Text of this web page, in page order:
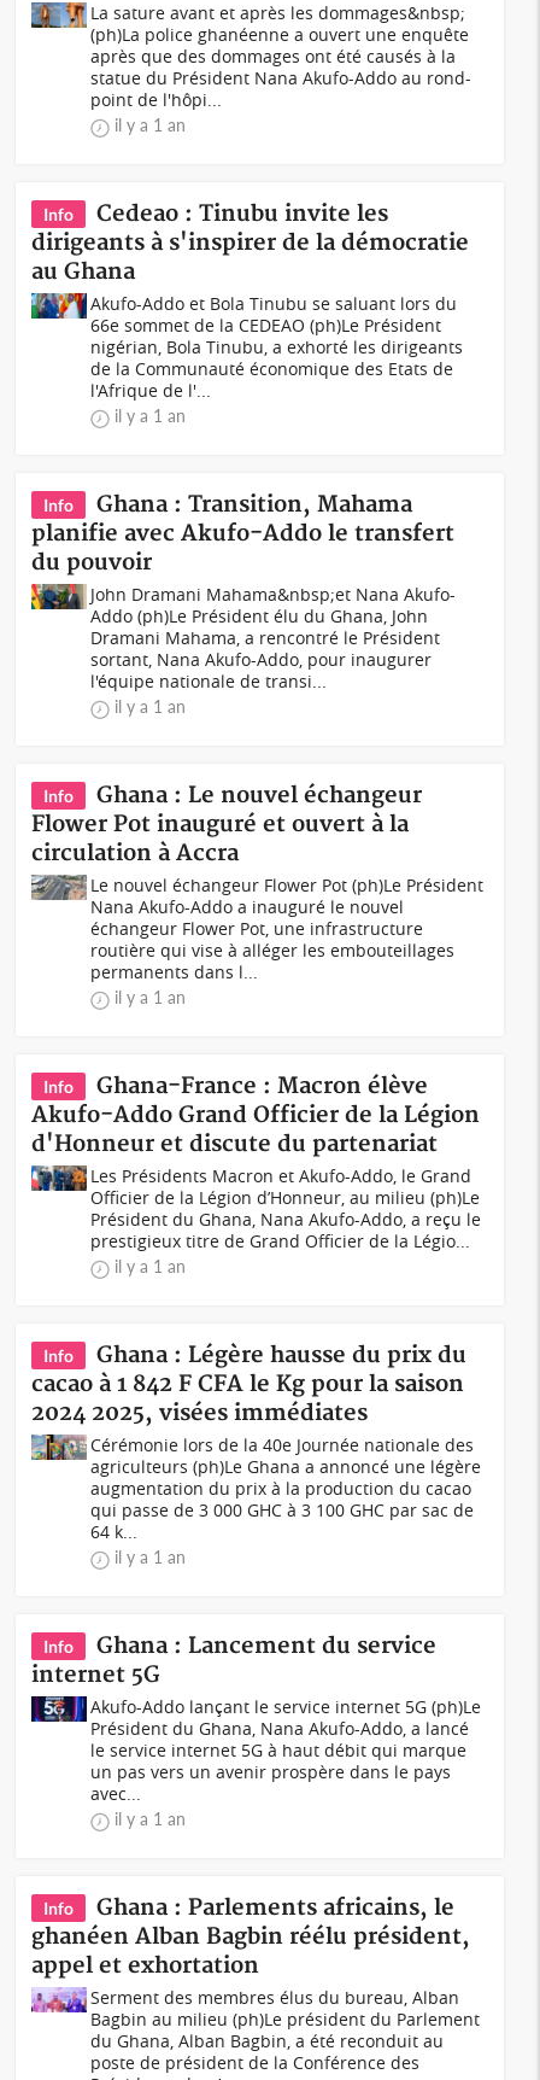
La sature avant et après les dommages&nbsp;
(ph)La police ghanéenne a ouvert une enquête
après que des dommages ont été causés à la
statue du Président Nana Akufo-Addo au rond-
point de l'hôpi...
il y a 1 an
Info
Cedeao : Tinubu invite les
dirigeants à s'inspirer de la démocratie
au Ghana
Akufo-Addo et Bola Tinubu se saluant lors du
66e sommet de la CEDEAO (ph)Le Président
nigérian, Bola Tinubu, a exhorté les dirigeants
de la Communauté économique des Etats de
l'Afrique de l'...
il y a 1 an
Info
Ghana : Transition, Mahama
planifie avec Akufo-Addo le transfert
du pouvoir
John Dramani Mahama&nbsp;et Nana Akufo-
Addo (ph)Le Président élu du Ghana, John
Dramani Mahama, a rencontré le Président
sortant, Nana Akufo-Addo, pour inaugurer
l'équipe nationale de transi...
il y a 1 an
Info
Ghana : Le nouvel échangeur
Flower Pot inauguré et ouvert à la
circulation à Accra
Le nouvel échangeur Flower Pot (ph)Le Président
Nana Akufo-Addo a inauguré le nouvel
échangeur Flower Pot, une infrastructure
routière qui vise à alléger les embouteillages
permanents dans l...
il y a 1 an
Info
Ghana-France : Macron élève
Akufo-Addo Grand Officier de la Légion
d'Honneur et discute du partenariat
Les Présidents Macron et Akufo-Addo, le Grand
Officier de la Légion d’Honneur, au milieu (ph)Le
Président du Ghana, Nana Akufo-Addo, a reçu le
prestigieux titre de Grand Officier de la Légio...
il y a 1 an
Info
Ghana : Légère hausse du prix du
cacao à 1 842 F CFA le Kg pour la saison
2024 2025, visées immédiates
Cérémonie lors de la 40e Journée nationale des
agriculteurs (ph)Le Ghana a annoncé une légère
augmentation du prix à la production du cacao
qui passe de 3 000 GHC à 3 100 GHC par sac de
64 k...
il y a 1 an
Info
Ghana : Lancement du service
internet 5G
Akufo-Addo lançant le service internet 5G (ph)Le
Président du Ghana, Nana Akufo-Addo, a lancé
le service internet 5G à haut débit qui marque
un pas vers un avenir prospère dans le pays
avec...
il y a 1 an
Info
Ghana : Parlements africains, le
ghanéen Alban Bagbin réélu président,
appel et exhortation
Serment des membres élus du bureau, Alban
Bagbin au milieu (ph)Le président du Parlement
du Ghana, Alban Bagbin, a été reconduit au
poste de président de la Conférence des